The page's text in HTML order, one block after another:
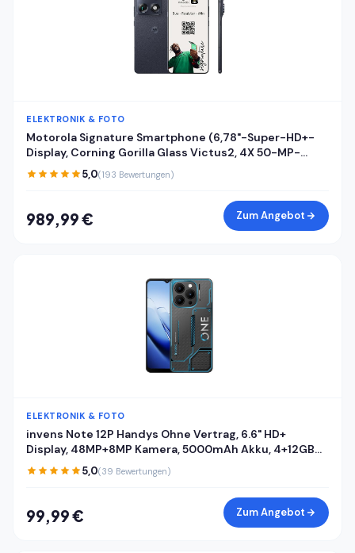
ELEKTRONIK & FOTO
Motorola Signature Smartphone (6,78"-Super-HD+-
Display, Corning Gorilla Glass Victus2, 4X 50-MP-
Kameras, 16/512GB, 5100mAh, 90W-TurboPower + 50W
kabelloses Aufladen) Pantone Carbon, inkl. Cover
5,0(193 Bewertungen)
989,99 € Zum Angebot
ELEKTRONIK & FOTO
invens Note 12P Handys Ohne Vertrag, 6.6" HD+
Display, 48MP+8MP Kamera, 5000mAh Akku, 4+12GB
RAM 128GB ROM, Android 15 günstiges Smartphone,
Dual SIM Handy + TF, Face ID/Fingerabdruck, Cyberblau
5,0(39 Bewertungen)
99,99 € Zum Angebot